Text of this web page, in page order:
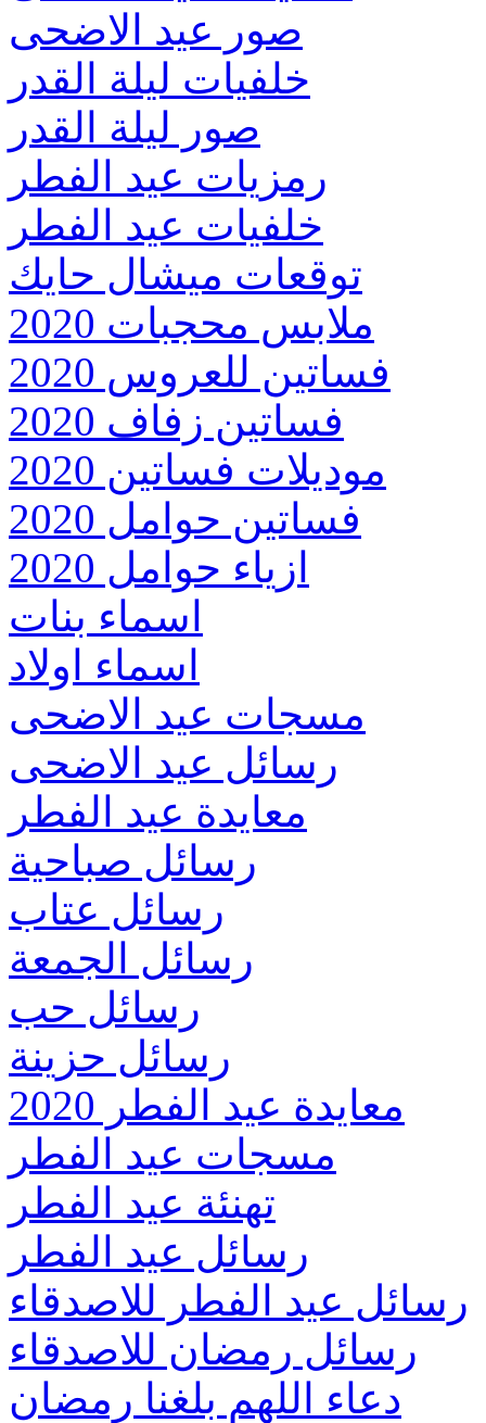
صور عيد الاضحى
خلفيات ليلة القدر
صور ليلة القدر
رمزيات عيد الفطر
خلفيات عيد الفطر
توقعات ميشال حايك
ملابس محجبات 2020
فساتين للعروس 2020
فساتين زفاف 2020
موديلات فساتين 2020
فساتين حوامل 2020
ازياء حوامل 2020
اسماء بنات
اسماء اولاد
مسجات عيد الاضحى
رسائل عيد الاضحى
معايدة عيد الفطر
رسائل صباحية
رسائل عتاب
رسائل الجمعة
رسائل حب
رسائل حزينة
معايدة عيد الفطر 2020
مسجات عيد الفطر
تهنئة عيد الفطر
رسائل عيد الفطر
رسائل عيد الفطر للاصدقاء
رسائل رمضان للاصدقاء
دعاء اللهم بلغنا رمضان